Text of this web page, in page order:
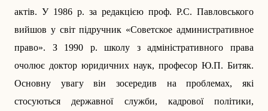
актів. У 1986 р. за редакцією проф. Р.С. Павловського
вийшов у світ підручник «Советское административное
право». З 1990 р. школу з адміністративного права
очолює доктор юридичних наук, професор Ю.П. Битяк.
Основну увагу він зосередив на проблемах, які
стосуються державної служби, кадрової політики,